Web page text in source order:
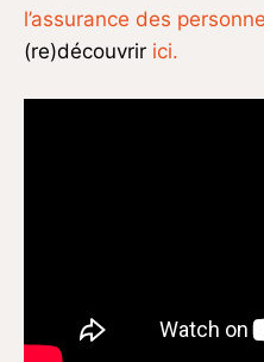
l’assurance des
(re)découvrir ici.